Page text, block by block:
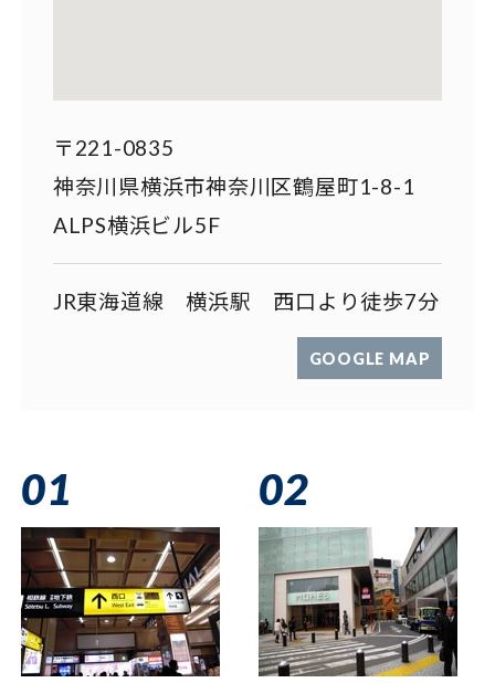
〒221-0835
神奈川県横浜市神奈川区鶴屋町1-8-1
ALPS横浜ビル5F
JR東海道線 横浜駅 西口より徒歩7分
GOOGLE MAP
01 02